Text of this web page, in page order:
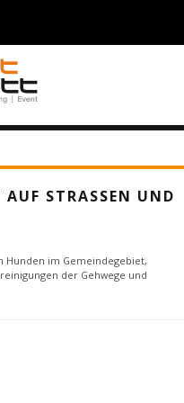
STRASSEN UND I
Hunden im Gemeindegebiet,
der Gehwege und